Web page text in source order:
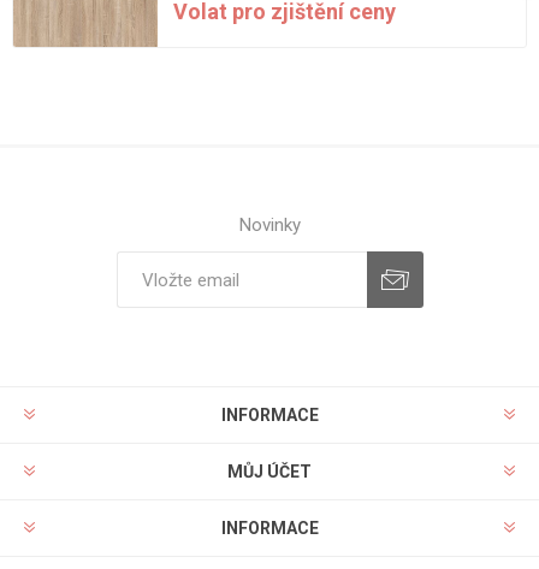
Volat pro zjištění ceny
Novinky
INFORMACE
MŮJ ÚČET
INFORMACE